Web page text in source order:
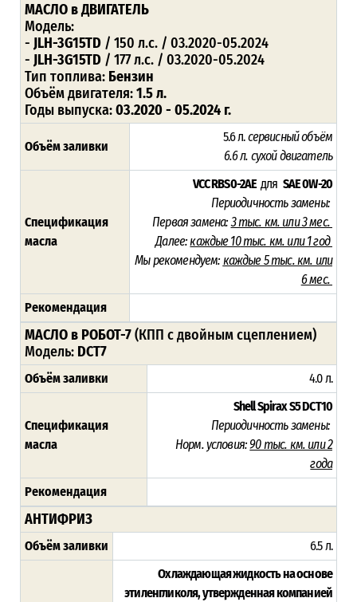
МАСЛО в ДВИГАТЕЛЬ
Модель:
- JLH-3G15TD / 150 л.с. / 03.2020-05.2024
- JLH-3G15TD / 177 л.с. / 03.2020-05.2024
Тип топлива: Бензин
Объём двигателя:1.5 л.
Годы выпуска:03.2020 - 05.2024 г.
Объём заливки
5.6 л.сервисный объём
6.6 л. сухой двигатель
Спецификация
масла
VCC RBS0-2AE для SAE 0W-20
Периодичность замены:
Первая замена:3 тыс. км. или 3 мес.
Далее:каждые 10тыс. км. или 1 год
Мы рекомендуем: каждые 5 тыс. км. или
6 мес.
Рекомендация
МАСЛО в РОБОТ-7(КПП с двойным сцеплением)
Модель: DCT7
Объём заливки 4.0 л.
Спецификация
масла
Shell Spirax S5 DCT10
Периодичность замены:
Норм. условия:90 тыс. км. или 2
года
Рекомендация
АНТИФРИЗ
Объём заливки 6.5 л.
Охлаждающая жидкость на основе
этиленгликоля, утвержденная компанией